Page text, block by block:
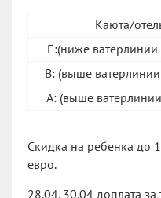
Каюта/
E:(ниже ватерлинии
B: (выше
A: (выше
Скидка на ребенка до
евро.
28.04, 30.04 доплата